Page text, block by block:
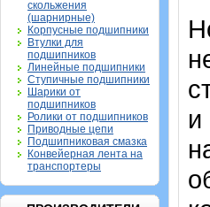
скольжения
(шарнирные)
Корпусные подшипники
Втулки для
подшипников
Линейные подшипники
Ступичные подшипники
Шарики от
подшипников
Ролики от подшипников
Приводные цепи
Подшипниковая смазка
Конвейерная лента на
транспортеры
и